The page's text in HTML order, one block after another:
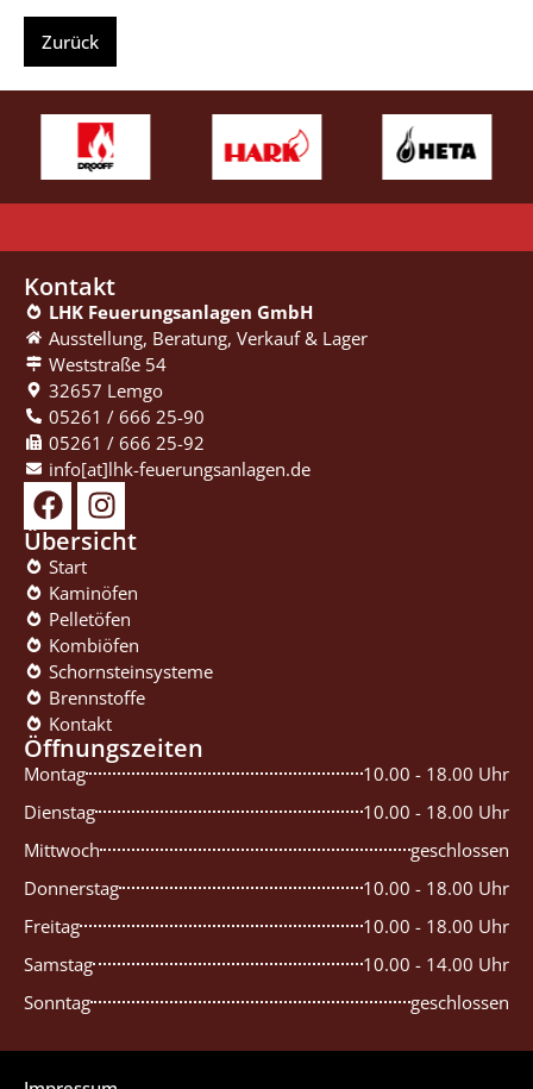
Kontakt
LHK Feuerungsanlagen GmbH
Ausstellung, Beratung, ­Verkauf & Lager
Weststraße 54
32657 Lemgo
05261 / 666 25-90
05261 / 666 25-92
info[at]lhk-feuerungsanlagen.de
Übersicht
Start
Kaminöfen
Pelletöfen
Kombiöfen
Schornsteinsysteme
Brennstoffe
Kontakt
Öffnungszeiten
Montag
10.00 - 18.00 Uhr
Dienstag
10.00 - 18.00 Uhr
Mittwoch
geschlossen
Donnerstag
10.00 - 18.00 Uhr
Freitag
10.00 - 18.00 Uhr
Samstag
10.00 - 14.00 Uhr
Sonntag
geschlossen